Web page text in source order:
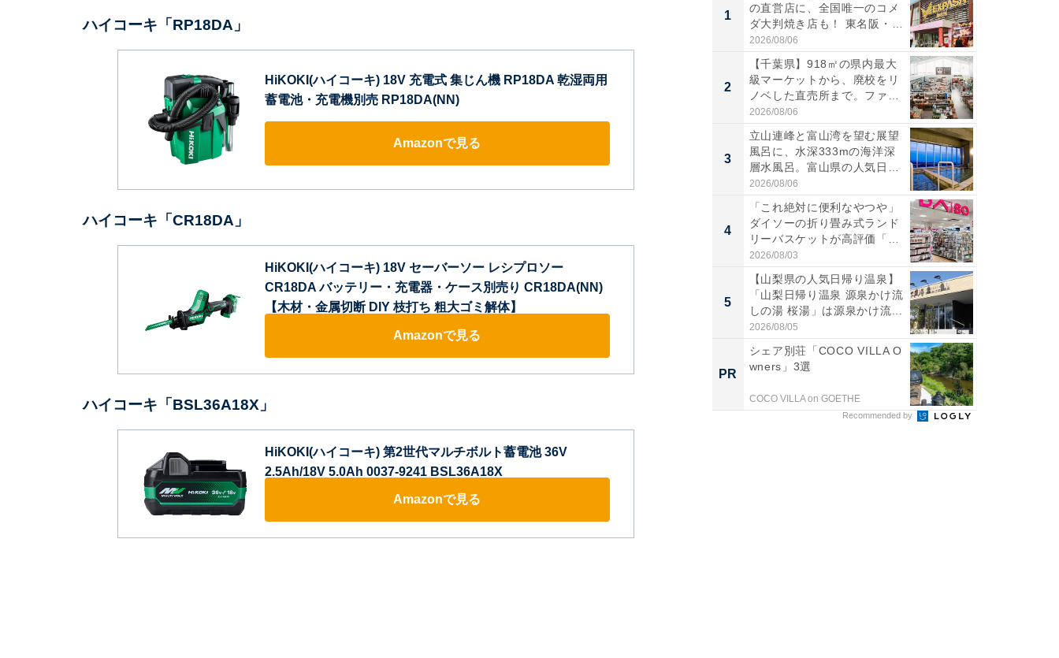
ハイコーキ「RP18DA」
HiKOKI(ハイコーキ) 18V 充電式 集じん機 RP18DA 乾湿両用
蓄電池・充電機別売 RP18DA(NN)
Amazonで見る
ハイコーキ「CR18DA」
HiKOKI(ハイコーキ) 18V セーバーソー レシプロソー
CR18DA バッテリー・充電器・ケース別売り CR18DA(NN)
【木材・金属切断 DIY 枝打ち 粗大ゴミ解体】
Amazonで見る
ハイコーキ「BSL36A18X」
HiKOKI(ハイコーキ) 第2世代マルチボルト蓄電池 36V
2.5Ah/18V 5.0Ah 0037-9241 BSL36A18X
Amazonで見る
1
の直営店に、全国唯一のコメ
ダ大判焼き店も！ 東名阪・
伊...
2026/08/06
2
【千葉県】918㎡の県内最大
級マーケットから、廃校をリ
ノベした直売所まで。ファ
ー...
2026/08/06
3
立山連峰と富山湾を望む展望
風呂に、水深333mの海洋深
層水風呂。富山県の人気日
帰...
2026/08/06
4
「これ絶対に便利なやつや」
ダイソーの折り畳み式ランド
リーバスケットが高評価「使
わ...
2026/08/03
5
【山梨県の人気日帰り温泉】
「山梨日帰り温泉 源泉かけ流
しの湯 桜湯」は源泉かけ流...
2026/08/05
PR
シェア別荘「COCO VILLA O
wners」3選
COCO VILLA on GOETHE
Recommended by